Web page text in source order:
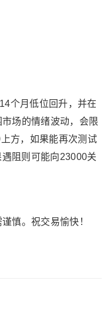
个月低位回升，并在
场的情绪波动，会限
方，如果能再次测试
阻则可能向23000关
慎。祝交易愉快！